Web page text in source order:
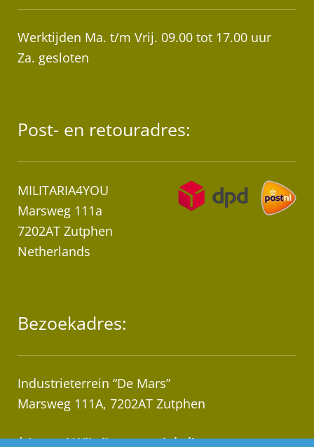
Werktijden Ma. t/m Vrij. 09.00 tot 17.00 uur
Za. gesloten
Post- en retouradres:
MILITARIA4YOU
Marsweg 111a
7202AT Zutphen
Netherlands
Bezoekadres:
Industrieterrein “De Mars”
Marsweg 111A, 7202AT Zutphen
* Let op! Wij zijn geen winkel!